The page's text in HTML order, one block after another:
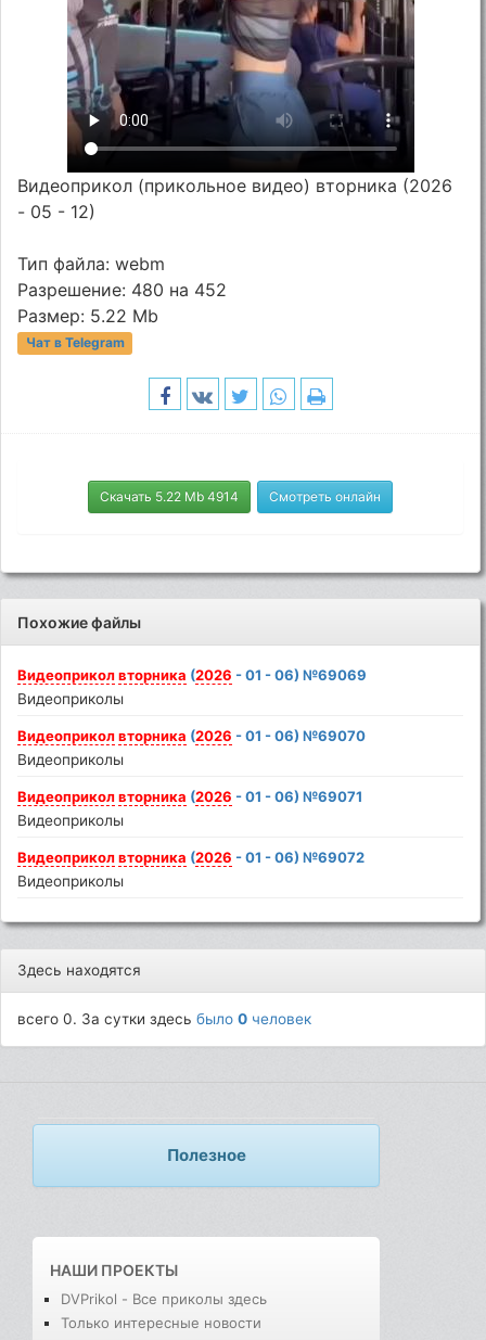
Видеоприкол (прикольное видео) вторника (2026
- 05 - 12)
Тип файла: webm
Разрешение: 480 на 452
Размер: 5.22 Mb
Чат в Telegram
Скачать 5.22 Mb 4914 Смотреть онлайн
Похожие файлы
Видеоприкол вторника (2026 - 01 - 06) №69069
Видеоприколы
Видеоприкол вторника (2026 - 01 - 06) №69070
Видеоприколы
Видеоприкол вторника (2026 - 01 - 06) №69071
Видеоприколы
Видеоприкол вторника (2026 - 01 - 06) №69072
Видеоприколы
Здесь находятся
всего 0. За сутки здесьбыло0 человек
Полезное
НАШИ ПРОЕКТЫ
DVPrikol - Все приколы здесь
Только интересные новости